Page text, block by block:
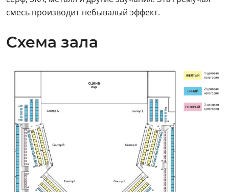
смесь производит небывалый эффект.
Схема зала